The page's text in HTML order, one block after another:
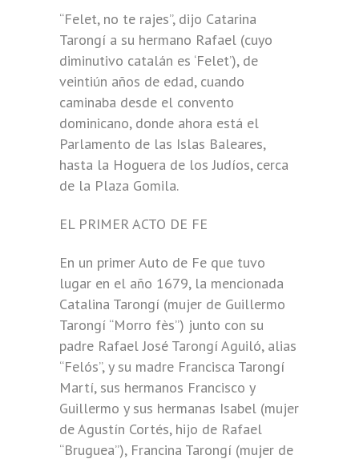
“Felet, no te rajes”, dijo Catarina
Tarongí a su hermano Rafael (cuyo
diminutivo catalán es ‘Felet’), de
veintiún años de edad, cuando
caminaba desde el convento
dominicano, donde ahora está el
Parlamento de las Islas Baleares,
hasta la Hoguera de los Judíos, cerca
de la Plaza Gomila.
EL PRIMER ACTO DE FE
En un primer Auto de Fe que tuvo
lugar en el año 1679, la mencionada
Catalina Tarongí (mujer de Guillermo
Tarongí “Morro fès”) junto con su
padre Rafael José Tarongí Aguiló, alias
“Felós”, y su madre Francisca Tarongí
Martí, sus hermanos Francisco y
Guillermo y sus hermanas Isabel (mujer
de Agustín Cortés, hijo de Rafael
“Bruguea”), Francina Tarongí (mujer de